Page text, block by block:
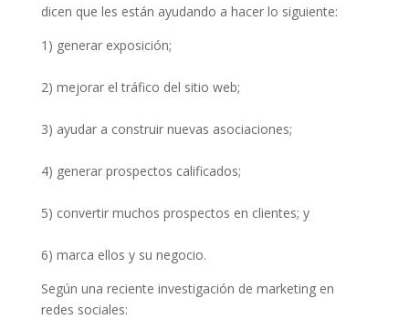
dicen que les están ayudando a hacer lo siguiente:
1) generar exposición;
2) mejorar el tráfico del sitio web;
3) ayudar a construir nuevas asociaciones;
4) generar prospectos calificados;
5) convertir muchos prospectos en clientes; y
6) marca ellos y su negocio.
Según una reciente investigación de marketing en
redes sociales: